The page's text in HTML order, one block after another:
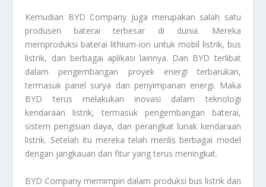
Kemudian BYD Company juga merupakan salah satu
produsen baterai terbesar di dunia. Mereka
memproduksi baterai lithium-ion untuk mobil listrik, bus
listrik, dan berbagai aplikasi lainnya. Dan BYD terlibat
dalam pengembangan proyek energi terbarukan,
termasuk panel surya dan penyimpanan energi. Maka
BYD terus melakukan inovasi dalam teknologi
kendaraan listrik, termasuk pengembangan baterai,
sistem pengisian daya, dan perangkat lunak kendaraan
listrik. Setelah itu mereka telah merilis berbagai model
dengan jangkauan dan fitur yang terus meningkat.
BYD Company memimpin dalam produksi bus listrik dan